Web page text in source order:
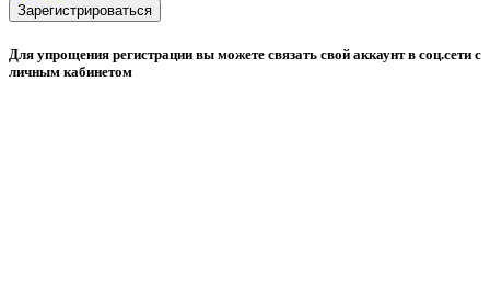
Зарегистрироваться
Для упрощения регистрации вы можете связать свой аккаунт в соц.сети с
личным кабинетом